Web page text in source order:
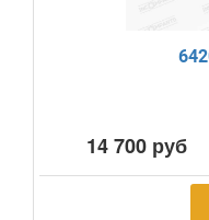
14 700 руб